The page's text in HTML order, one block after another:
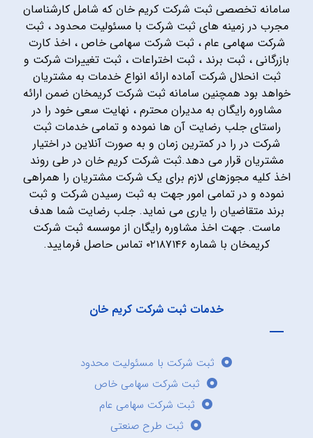
سامانه تخصصی ثبت شرکت کریم خان که شامل کارشناسان
مجرب در زمینه های ثبت شرکت با مسئولیت محدود ، ثبت
شرکت سهامی عام ، ثبت شرکت سهامی خاص ، اخذ کارت
بازرگانی ، ثبت برند ، ثبت اختراعات ، ثبت تغییرات شرکت و
ثبت انحلال شرکت آماده ارائه انواع خدمات به مشتریان
خواهد بود همچنین سامانه ثبت شرکت کریمخان ضمن ارائه
مشاوره رایگان به مدیران محترم ، نهایت سعی خود را در
راستای جلب رضایت آن ها نموده و تمامی خدمات ثبت
شرکت در را در کمترین زمان و به صورت آنلاین در اختیار
مشتریان قرار می دهد.ثبت شرکت کریم خان در طی روند
اخذ کلیه مجوزهای لازم برای یک شرکت مشتریان را همراهی
نموده و در تمامی امور جهت به ثبت رسیدن شرکت و ثبت
برند متقاضیان را یاری می نماید. جلب رضایت شما هدف
ماست. جهت اخذ مشاوره رایگان از موسسه ثبت شرکت
کریمخان با شماره ۰۲۱۸۷۱۴۶ تماس حاصل فرمایید.
خدمات ثبت شرکت کریم خان
ثبت شرکت با مسئولیت محدود
ثبت شرکت سهامی خاص
ثبت شرکت سهامی عام
ثبت طرح صنعتی